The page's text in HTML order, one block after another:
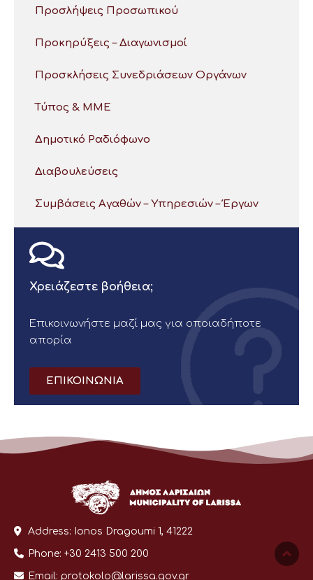
Προσλήψεις Προσωπικού
Προκηρύξεις – Διαγωνισμοί
Προσκλήσεις Συνεδριάσεων Οργάνων
Τύπος & ΜΜΕ
Δημοτικό Ραδιόφωνο
Διαβουλεύσεις
Συμβάσεις Αγαθών – Υπηρεσιών – Έργων
Χρειάζεστε βοήθεια;
Επικοινωνήστε μαζί μας για οποιαδήποτε
απορία
ΕΠΙΚΟΙΝΩΝΙΑ
Address: Ionos Dragoumi 1, 41222
Phone: +30 2413 500 200
Email: protokolo@larissa.gov.gr